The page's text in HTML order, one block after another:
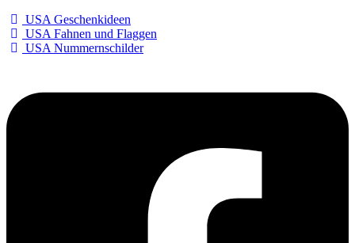
USA Geschenkideen
USA Fahnen und Flaggen
USA Nummernschilder